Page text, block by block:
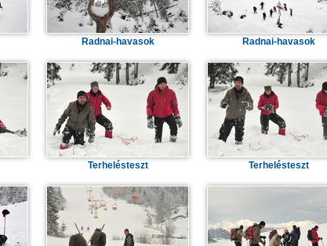
Radnai-havasok Radnai-havasok
Terhelésteszt Terhelésteszt